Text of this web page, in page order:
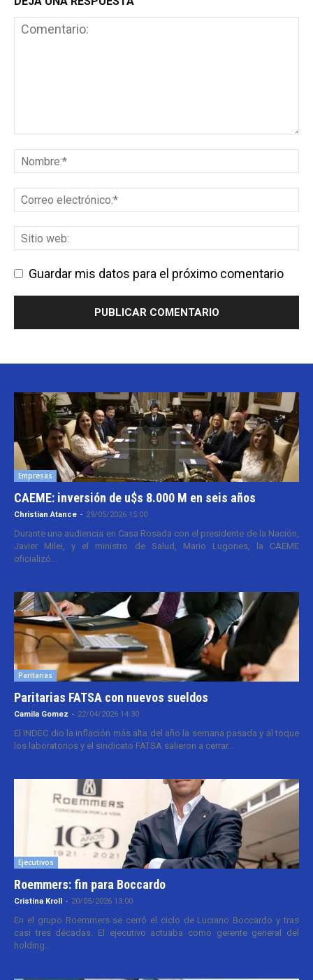
Guardar mis datos para el próximo comentario
Empresas
CAEME: inversión de u$s 8.000 M en seis años
Christian Atance - 29/05/2026 15:00
Durante una audiencia en Casa Rosada con el presidente de la Nación,
Javier Milei, y el ministro de Salud, Mario Lugones, la CAEME
oficializó...
Paritarias
Paritarias FATSA con nuevos sueldos
Camila Gomez - 22/04/2026 14:30
El INDEC dio la inflación más alta del año la semana pasada y al toque
los laboratorios y el sindicato FATSA salieron a cerrar...
Ejecutivos
Roemmers: fin para Boccardo
Cristina Kroll - 20/05/2026 13:00
En el grupo Roemmers se cerró el ciclo de Luciano Boccardo y tras
casi tres décadas. El ejecutivo actuaba como gerente general del
holding...